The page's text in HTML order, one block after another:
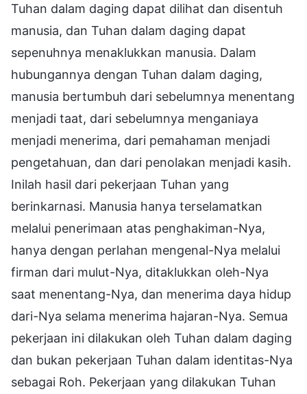
Tuhan dalam daging dapat dilihat dan disentuh
manusia, dan Tuhan dalam daging dapat
sepenuhnya menaklukkan manusia. Dalam
hubungannya dengan Tuhan dalam daging,
manusia bertumbuh dari sebelumnya menentang
menjadi taat, dari sebelumnya menganiaya
menjadi menerima, dari pemahaman menjadi
pengetahuan, dan dari penolakan menjadi kasih.
Inilah hasil dari pekerjaan Tuhan yang
berinkarnasi. Manusia hanya terselamatkan
melalui penerimaan atas penghakiman-Nya,
hanya dengan perlahan mengenal-Nya melalui
firman dari mulut-Nya, ditaklukkan oleh-Nya
saat menentang-Nya, dan menerima daya hidup
dari-Nya selama menerima hajaran-Nya. Semua
pekerjaan ini dilakukan oleh Tuhan dalam daging
dan bukan pekerjaan Tuhan dalam identitas-Nya
sebagai Roh. Pekerjaan yang dilakukan Tuhan